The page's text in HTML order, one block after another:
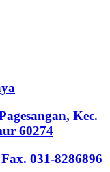
Kec.
60274
031-8286896